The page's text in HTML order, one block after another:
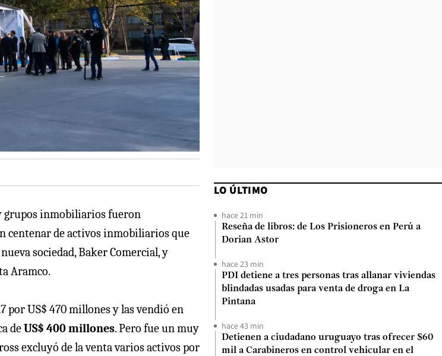
grupos inmobiliarios fueron
centenar de activos inmobiliarios que
sociedad, Baker Comercial, y
Aramco.
por US$ 470 millones y las vendió en
deUS$ 400 millones. Pero fue un muy
excluyó de la venta varios activos por
LO ÚLTIMO
hace 21 min
Reseña de libros: de Los Prisioneros en Perú a
Dorian Astor
hace 23 min
PDI detiene a tres personas tras allanar viviendas
blindadas usadas para venta de droga en La
Pintana
hace 43 min
Detienen a ciudadano uruguayo tras ofrecer $60
mil a Carabineros en control vehicular en el